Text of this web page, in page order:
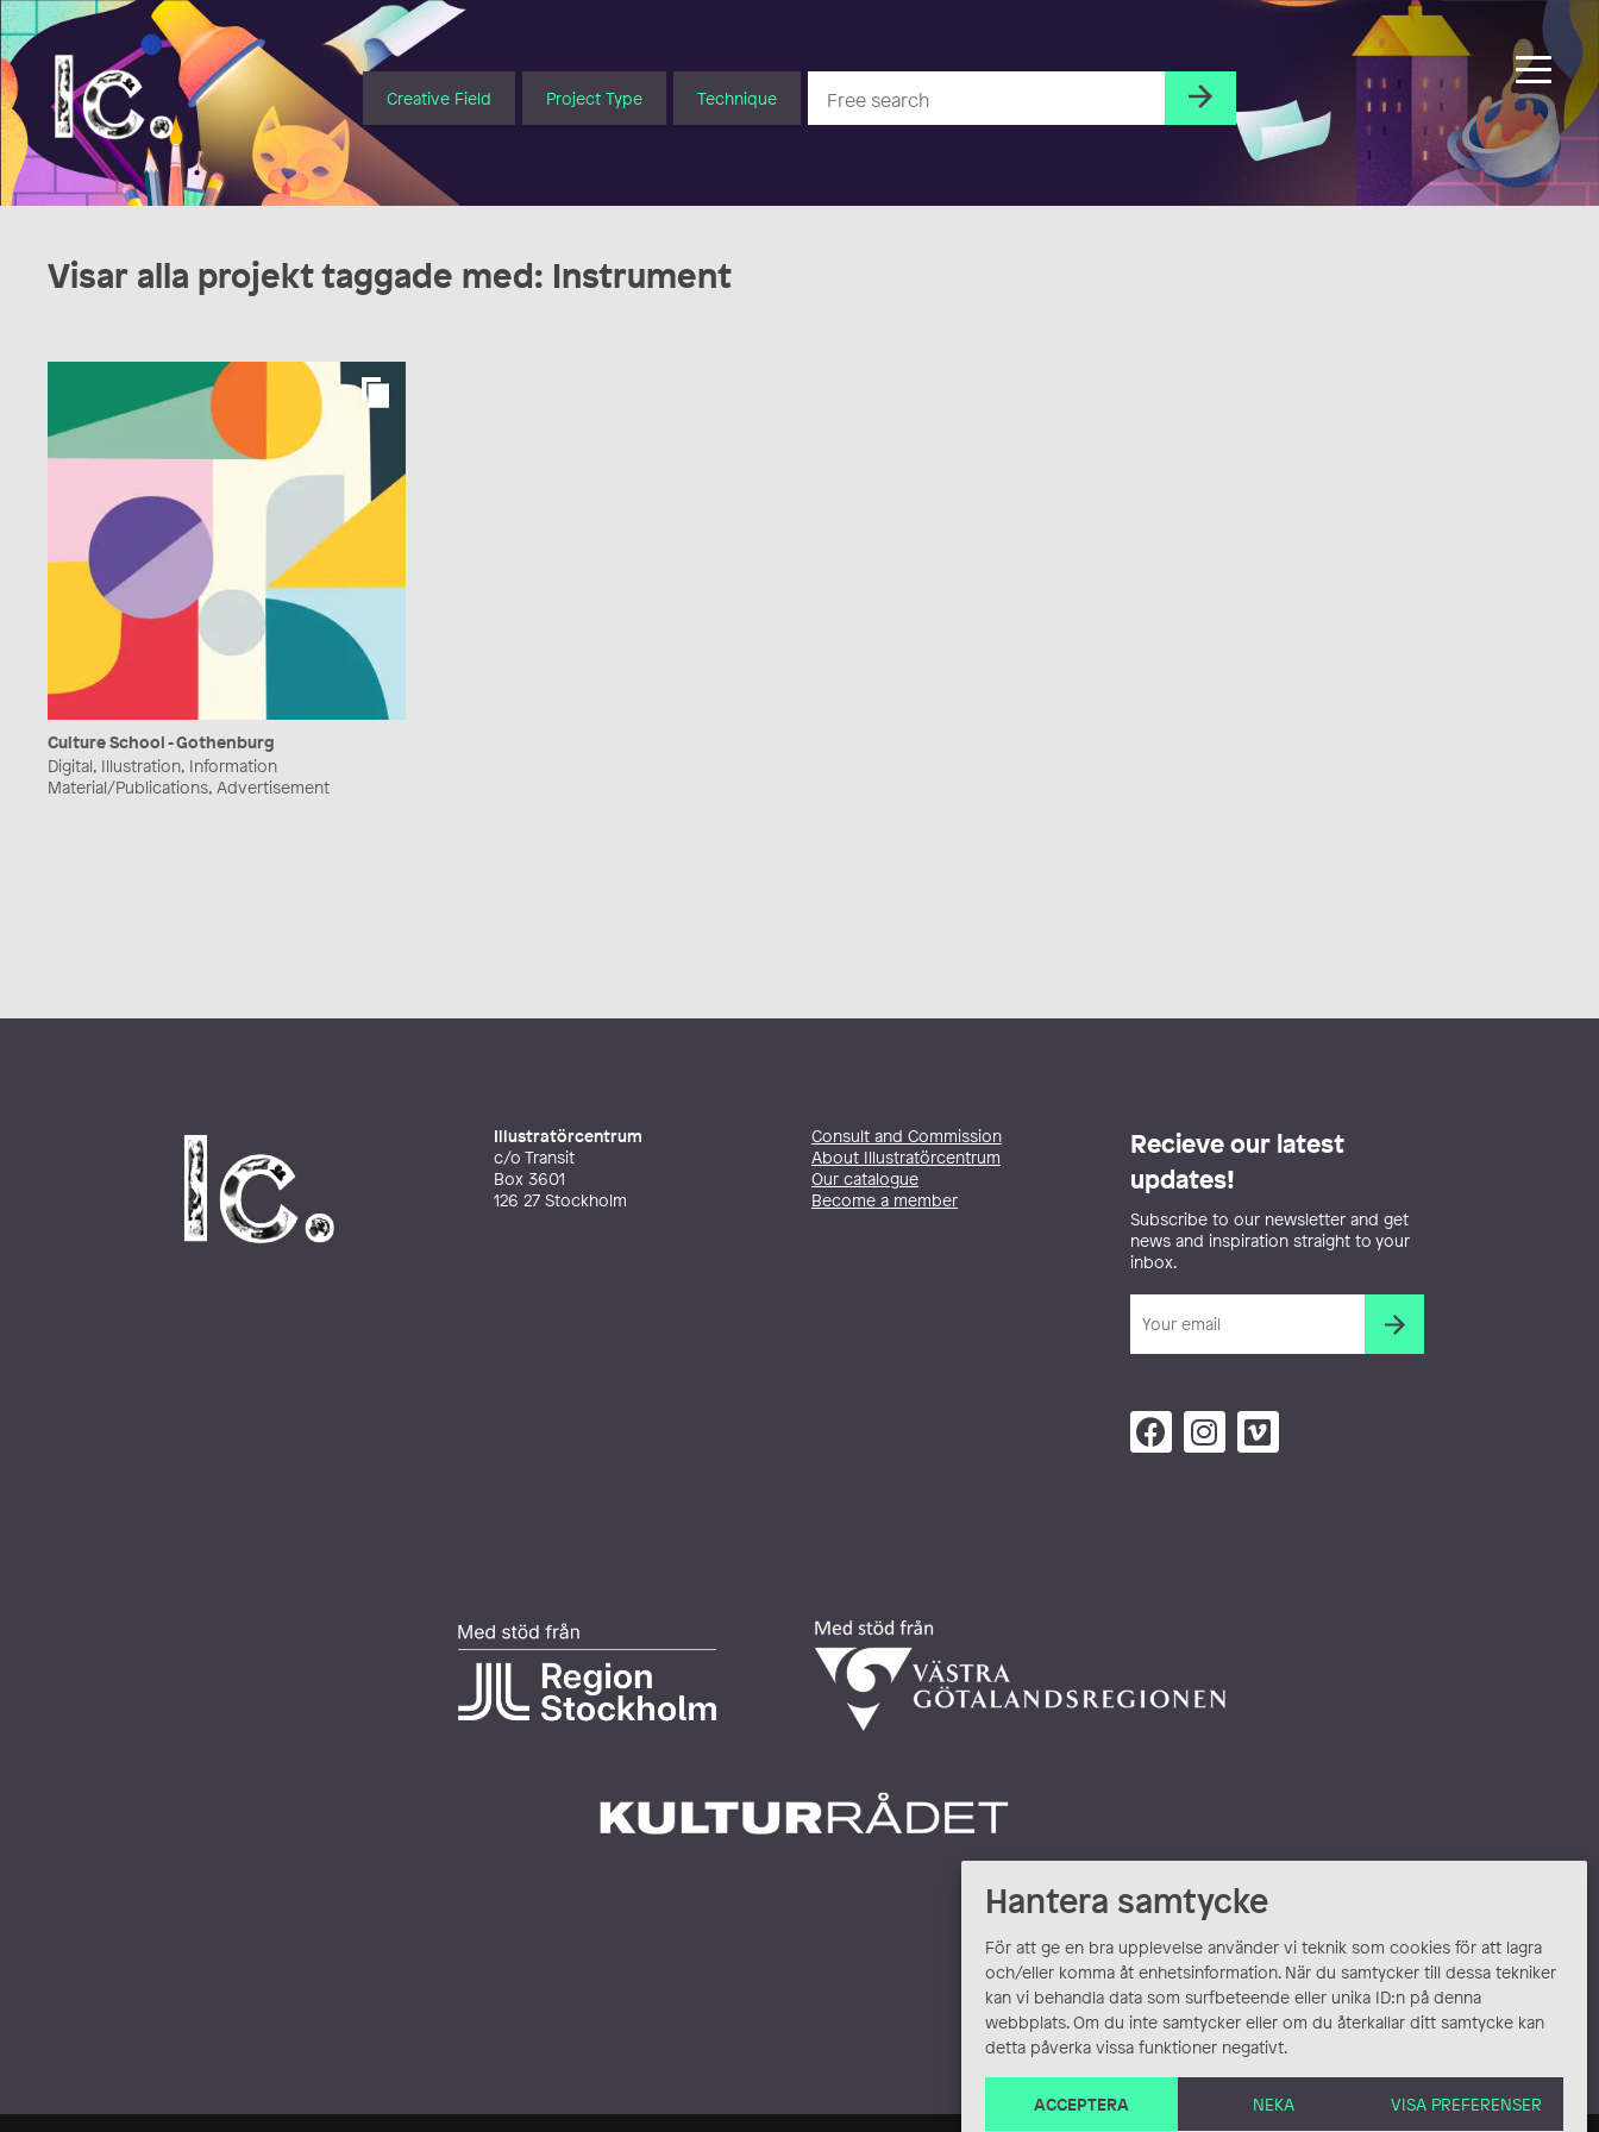
Hantera samtycke
För att ge en bra upplevelse använder vi teknik som cookies för att lagra
och/eller komma åt enhetsinformation. När du samtycker till dessa tekniker
kan vi behandla data som surfbeteende eller unika ID:n på denna
webbplats. Om du inte samtycker eller om du återkallar ditt samtycke kan
detta påverka vissa funktioner negativt.
ACCEPTERA NEKA VISA PREFERENSER
Illustratörcentrum
Creative Field Project Type Technique
Visar alla projekt taggade med: Instrument
Culture School - Gothenburg
Digital, Illustration, Information
Material/Publications, Advertisement
Illustratörcentrum
c/o Transit
Box 3601
126 27 Stockholm
Consult and Commission
About Illustratörcentrum
Our catalogue
Become a member
Recieve our latest
updates!
Subscribe to our newsletter and get
news and inspiration straight to your
inbox.